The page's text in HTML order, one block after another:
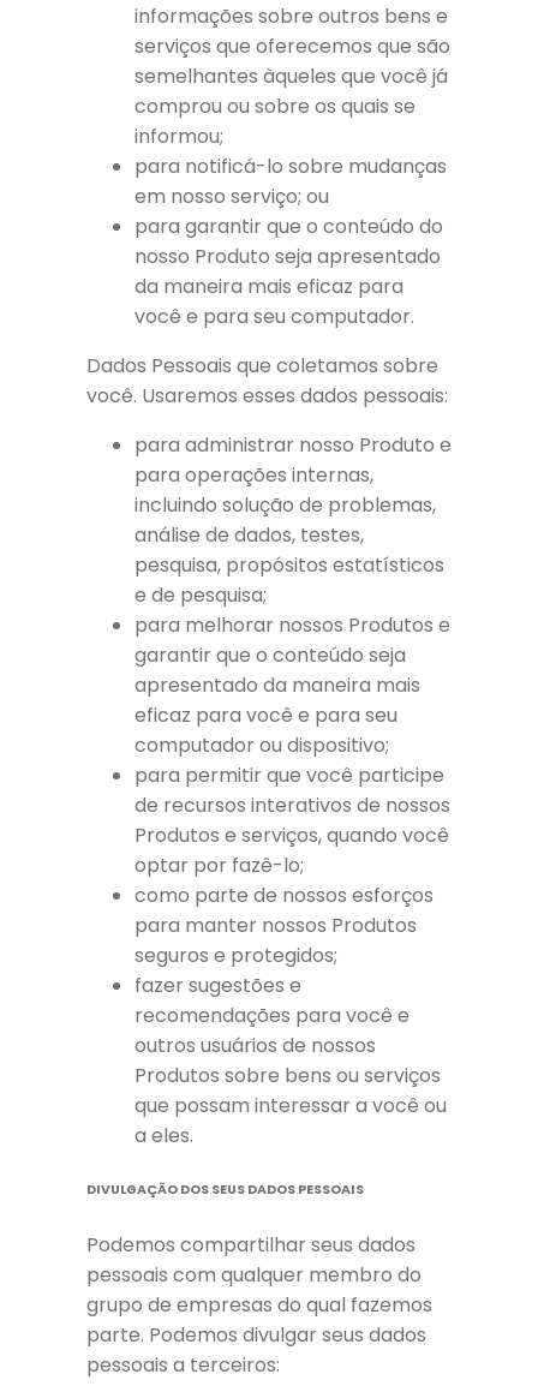
informações sobre outros bens e
serviços que oferecemos que são
semelhantes àqueles que você já
comprou ou sobre os quais se
informou;
para notificá-lo sobre mudanças
em nosso serviço; ou
para garantir que o conteúdo do
nosso Produto seja apresentado
da maneira mais eficaz para
você e para seu computador.
Dados Pessoais que coletamos sobre
você. Usaremos esses dados pessoais:
para administrar nosso Produto e
para operações internas,
incluindo solução de problemas,
análise de dados, testes,
pesquisa, propósitos estatísticos
e de pesquisa;
para melhorar nossos Produtos e
garantir que o conteúdo seja
apresentado da maneira mais
eficaz para você e para seu
computador ou dispositivo;
para permitir que você participe
de recursos interativos de nossos
Produtos e serviços, quando você
optar por fazê-lo;
como parte de nossos esforços
para manter nossos Produtos
seguros e protegidos;
fazer sugestões e
recomendações para você e
outros usuários de nossos
Produtos sobre bens ou serviços
que possam interessar a você ou
a eles.
DIVULGAÇÃO DOS SEUS DADOS PESSOAIS
Podemos compartilhar seus dados
pessoais com qualquer membro do
grupo de empresas do qual fazemos
parte. Podemos divulgar seus dados
pessoais a terceiros: